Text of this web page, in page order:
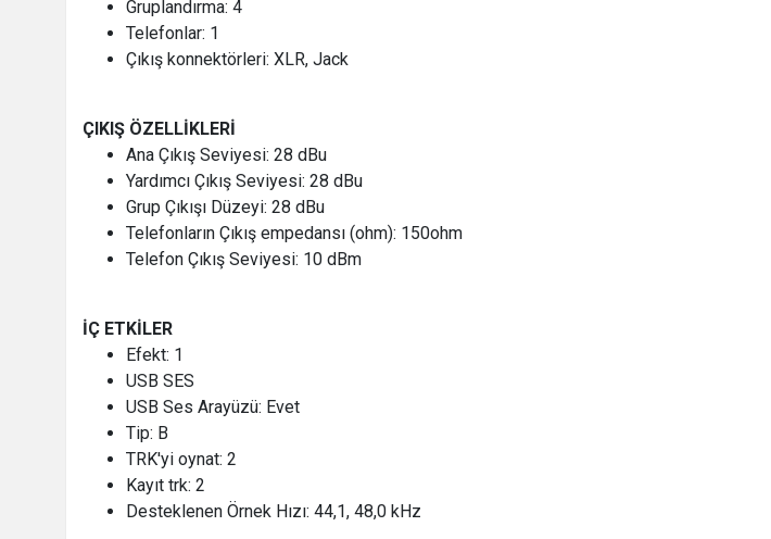
Gruplandırma: 4
Telefonlar: 1
Çıkış konnektörleri: XLR, Jack
ÇIKIŞ ÖZELLİKLERİ
Ana Çıkış Seviyesi: 28 dBu
Yardımcı Çıkış Seviyesi: 28 dBu
Grup Çıkışı Düzeyi: 28 dBu
Telefonların Çıkış empedansı (ohm): 150ohm
Telefon Çıkış Seviyesi: 10 dBm
İÇ ETKİLER
Efekt: 1
USB SES
USB Ses Arayüzü: Evet
Tip: B
TRK'yi oynat: 2
Kayıt trk: 2
Desteklenen Örnek Hızı: 44,1, 48,0 kHz